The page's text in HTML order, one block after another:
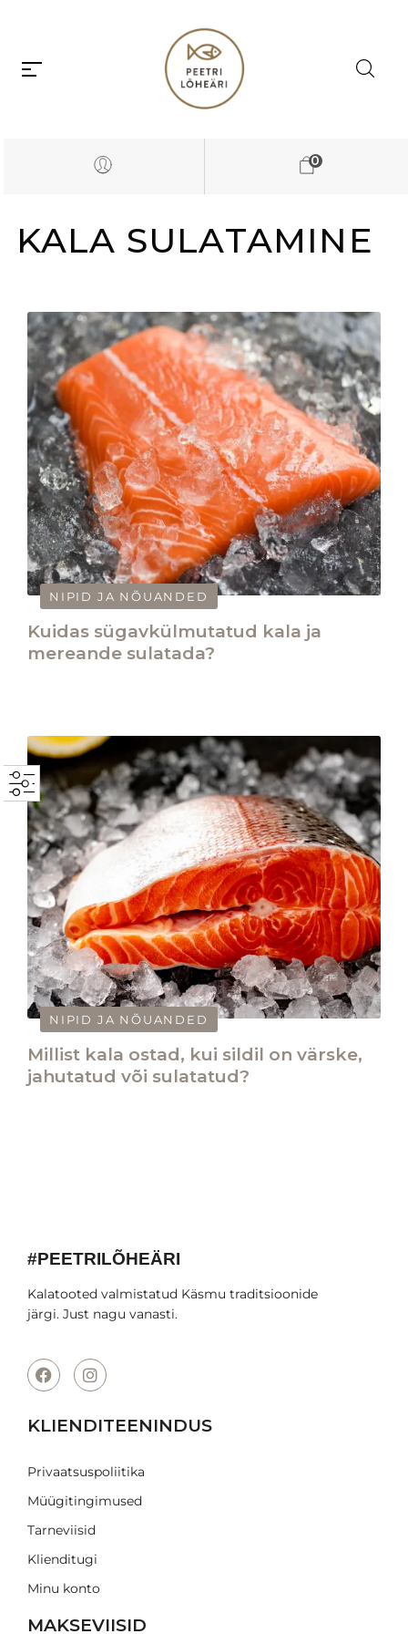
0
KALA SULATAMINE
NIPID JA NÕUANDED
Kuidas sügavkülmutatud kala ja
mereande sulatada?
NIPID JA NÕUANDED
Millist kala ostad, kui sildil on värske,
jahutatud või sulatatud?
#PEETRILÕHEÄRI
Kalatooted valmistatud Käsmu traditsioonide
järgi. Just nagu vanasti.
KLIENDITEENINDUS
Privaatsuspoliitika
Müügitingimused
Tarneviisid
Klienditugi
Minu konto
MAKSEVIISID